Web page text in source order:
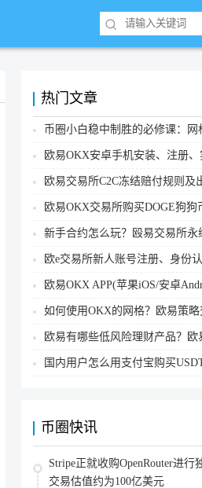
热门文章
币圈小白稳中制胜的必修课：网
欧易OKX安卓手机安装、注册、实名认证、买币转账
欧易交易所C2C冻结赔付规则及出金
欧易OKX交易所购买DOGE狗狗币的几个
新手合约怎么玩？殴易交易所永续合约操作步骤教程
欧e交易所新人账号注册、身份认证及安全
欧易OKX APP(苹果iOS/安卓Android)下载
如何使用OKX的网格？欧易策略交易现货网格新
欧易有哪些低风险理财产品？欧易五大低风险理财产
国内用户怎么用支付宝购买USDT？(欧易交
币圈快讯
Stripe正就收购OpenRouter进行
交易估值约为100亿美元